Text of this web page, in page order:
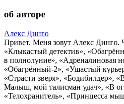
об авторе
Алекс Динго
Привет. Меня зовут Алекс Динго.
«Клыкастый детектив»,
в полнолуние», «Адреналиновая
«Обагрённый-2», «Ушастый
«Страсти зверя», «Бодибилдер»,
Малыш, мой талисман удач», «В
«Телохранитель», «Принцесса